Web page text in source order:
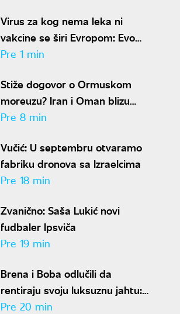
Virus za kog nema leka ni
vakcine se širi Evropom: Evo
gde je najviše zaraženih
Pre 1 min
Stiže dogovor o Ormuskom
moreuzu? Iran i Oman blizu
rešenja za obnovu pomorskog
Pre 8 min
Vučić: U septembru otvaramo
fabriku dronova sa Izraelcima
Pre 18 min
Zvanično: Saša Lukić novi
fudbaler Ipsviča
Pre 19 min
Brena i Boba odlučili da
rentiraju svoju luksuznu jahtu:
Od cene po sezoni zavrteće
Pre 20 min